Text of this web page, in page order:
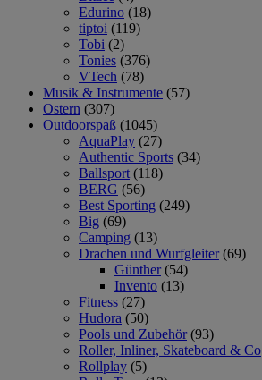
Edurino (18)
tiptoi (119)
Tobi (2)
Tonies (376)
VTech (78)
Musik & Instrumente (57)
Ostern (307)
Outdoorspaß (1045)
AquaPlay (27)
Authentic Sports (34)
Ballsport (118)
BERG (56)
Best Sporting (249)
Big (69)
Camping (13)
Drachen und Wurfgleiter (69)
Günther (54)
Invento (13)
Fitness (27)
Hudora (50)
Pools und Zubehör (93)
Roller, Inliner, Skateboard & Co
Rollplay (5)